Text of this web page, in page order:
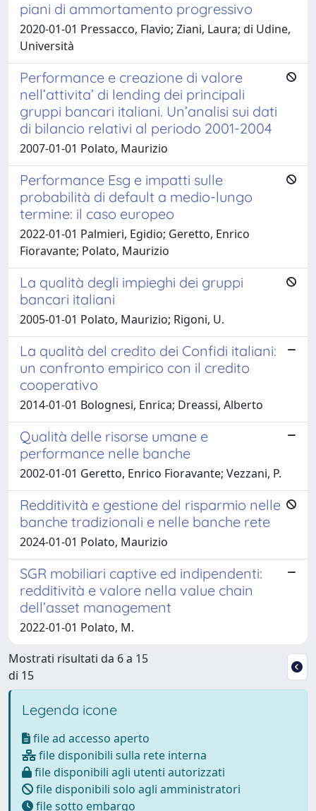
piani di ammortamento progressivo
2020-01-01 Pressacco, Flavio; Ziani, Laura; di Udine,
Università
Performance e creazione di valore
nell’attivita’ di lending dei principali
gruppi bancari italiani. Un’analisi sui dati
di bilancio relativi al periodo 2001-2004
2007-01-01 Polato, Maurizio
Performance Esg e impatti sulle
probabilità di default a medio-lungo
termine: il caso europeo
2022-01-01 Palmieri, Egidio; Geretto, Enrico
Fioravante; Polato, Maurizio
La qualità degli impieghi dei gruppi
bancari italiani
2005-01-01 Polato, Maurizio; Rigoni, U.
La qualità del credito dei Confidi italiani:
un confronto empirico con il credito
cooperativo
2014-01-01 Bolognesi, Enrica; Dreassi, Alberto
Qualità delle risorse umane e
performance nelle banche
2002-01-01 Geretto, Enrico Fioravante; Vezzani, P.
Redditività e gestione del risparmio nelle
banche tradizionali e nelle banche rete
2024-01-01 Polato, Maurizio
SGR mobiliari captive ed indipendenti:
redditività e valore nella value chain
dell’asset management
2022-01-01 Polato, M.
Mostrati risultati da 6 a 15
di 15
Legenda icone
file ad accesso aperto
file disponibili sulla rete interna
file disponibili agli utenti autorizzati
file disponibili solo agli amministratori
file sotto embargo